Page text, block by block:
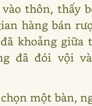
thôn, thấy
hàng bán
khoảng giữa
đã đói vội
một bàn,